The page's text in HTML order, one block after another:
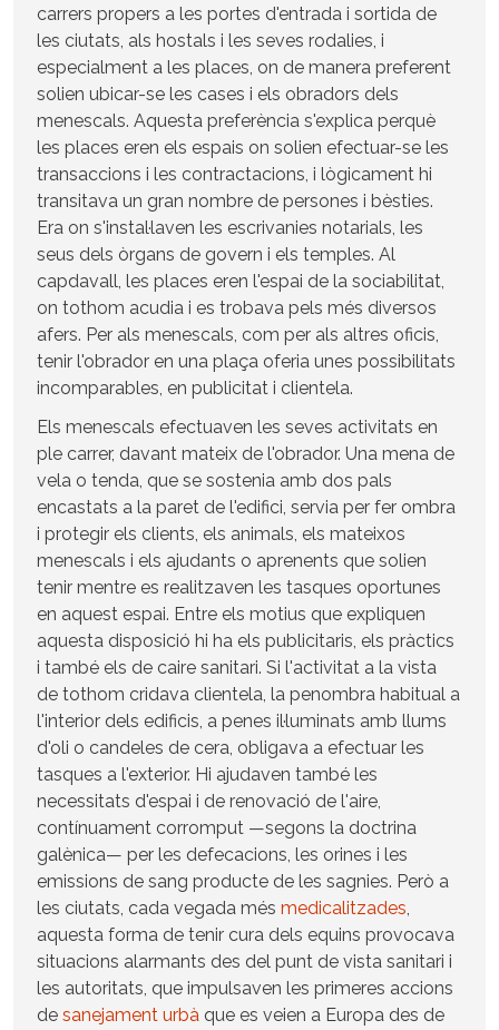
carrers propers a les portes d'entrada i sortida de
les ciutats, als hostals i les seves rodalies, i
especialment a les places, on de manera preferent
solien ubicar-se les cases i els obradors dels
menescals. Aquesta preferència s'explica perquè
les places eren els espais on solien efectuar-se les
transaccions i les contractacions, i lògicament hi
transitava un gran nombre de persones i bèsties.
Era on s'instal·laven les escrivanies notarials, les
seus dels òrgans de govern i els temples. Al
capdavall, les places eren l'espai de la sociabilitat,
on tothom acudia i es trobava pels més diversos
afers. Per als menescals, com per als altres oficis,
tenir l'obrador en una plaça oferia unes possibilitats
incomparables, en publicitat i clientela.
Els menescals efectuaven les seves activitats en
ple carrer, davant mateix de l'obrador. Una mena de
vela o tenda, que se sostenia amb dos pals
encastats a la paret de l'edifici, servia per fer ombra
i protegir els clients, els animals, els mateixos
menescals i els ajudants o aprenents que solien
tenir mentre es realitzaven les tasques oportunes
en aquest espai. Entre els motius que expliquen
aquesta disposició hi ha els publicitaris, els pràctics
i també els de caire sanitari. Si l'activitat a la vista
de tothom cridava clientela, la penombra habitual a
l'interior dels edificis, a penes il·luminats amb llums
d'oli o candeles de cera, obligava a efectuar les
tasques a l'exterior. Hi ajudaven també les
necessitats d'espai i de renovació de l'aire,
contínuament corromput —segons la doctrina
galènica— per les defecacions, les orines i les
emissions de sang producte de les sagnies. Però a
les ciutats, cada vegada mésmedicalitzades,
aquesta forma de tenir cura dels equins provocava
situacions alarmants des del punt de vista sanitari i
les autoritats, que impulsaven les primeres accions
desanejament urbà que es veien a Europa des de